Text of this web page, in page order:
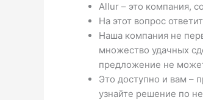
Allur – это компания,
На этот вопрос
Наша компания не
множество удачных
предложение не
Это доступно и вам –
узнайте решение по